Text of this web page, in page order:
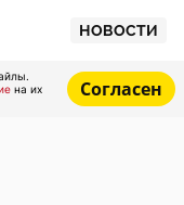
НОВОСТИ
на их
Согласен